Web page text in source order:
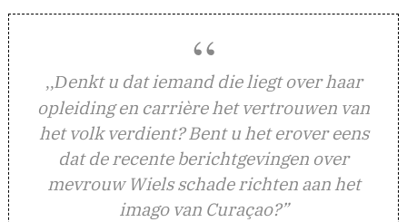
,,Denkt u dat iemand die liegt over haar
opleiding en carrière het vertrouwen van
het volk verdient? Bent u het erover eens
dat de recente berichtgevingen over
mevrouw Wiels schade richten aan het
imago van Curaçao?”